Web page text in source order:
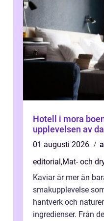
Hotell i mora boende som lyfter hela
upplevelsen av
01 augusti 2026
editorial ,Mat- och
Kaviar är mer än
smakupplevelse
hantverk och
ingredienser. Från